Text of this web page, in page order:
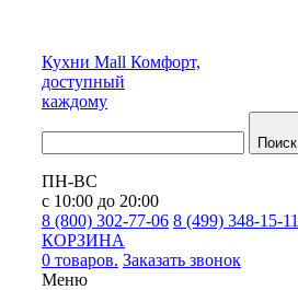
Кухни Mall Комфорт,
доступный
каждому
Поиск
ПН-ВС
с 10:00 до 20:00
8 (800) 302-77-06 8 (499) 348-15-11
КОРЗИНА
0 товаров. Заказать звонок
Меню